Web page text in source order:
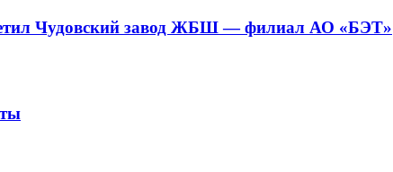
Чудовский завод ЖБШ — филиал АО «БЭТ»